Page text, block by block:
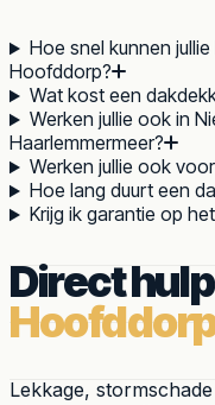
Hoe snel kunnen
Hoofddorp?
Wat kost een
Werken jullie ook in
Haarlemmermeer?
Werken jullie ook
Hoe lang duurt een
Krijg ik garantie op
Direct
Lekkage,